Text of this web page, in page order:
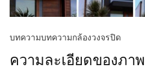
บทความบทความกล้องวงจรปิด
ความละเอียดของภาพ